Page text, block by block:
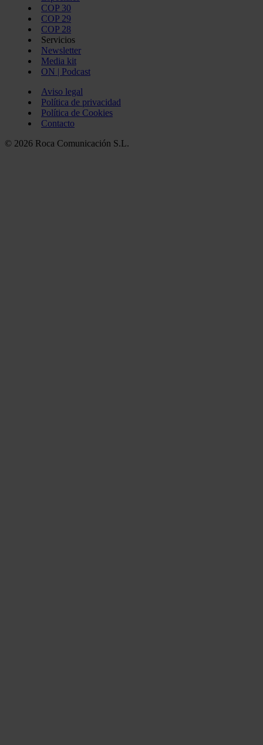
COP 30
COP 29
COP 28
Servicios
Newsletter
Media kit
ON | Podcast
Aviso legal
Política de privacidad
Política de Cookies
Contacto
© 2026 Roca Comunicación S.L.